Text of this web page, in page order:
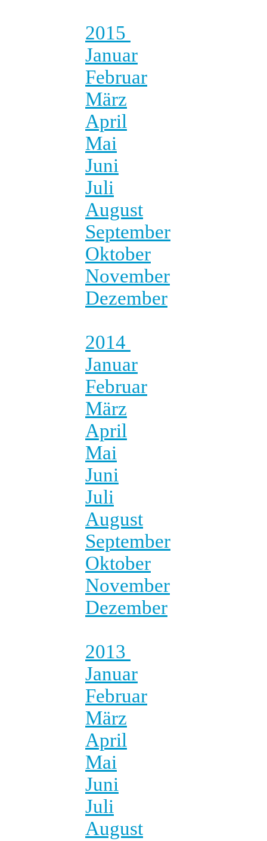
2015
Januar
Februar
März
April
Mai
Juni
Juli
August
September
Oktober
November
Dezember
2014
Januar
Februar
März
April
Mai
Juni
Juli
August
September
Oktober
November
Dezember
2013
Januar
Februar
März
April
Mai
Juni
Juli
August